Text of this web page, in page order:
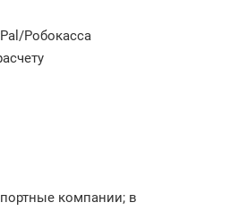
Робокасса
компании; в